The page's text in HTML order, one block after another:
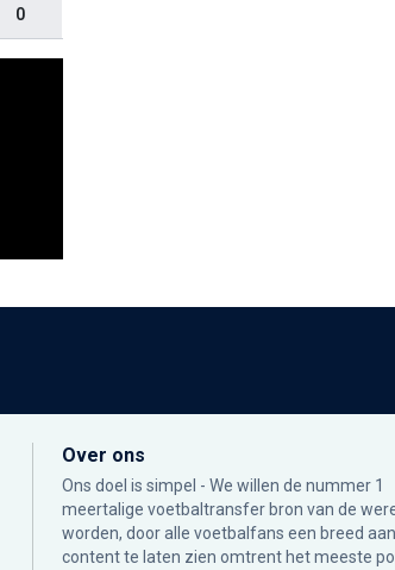
0
Over ons
Ons doel is simpel - We willen de nummer 1
meertalige voetbaltransfer bron van de
worden, door alle voetbalfans een breed
content te laten zien omtrent het meeste